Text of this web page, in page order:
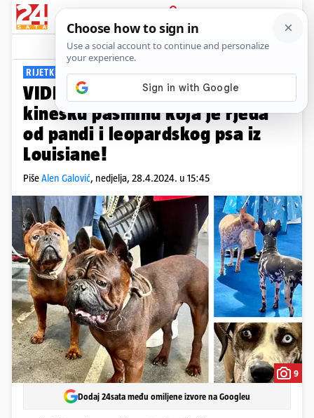
PRIJAVA
Viral Komentari
RIJETKE PSEĆE ZVJERKE
VIDEO U Zagrebu izložili
kinesku pasminu koja je rjeđa
od pandi i leopardskog psa iz
Louisiane!
PišeAlen Galović, nedjelja, 28.4.2024. u 15:45
9
Dodaj 24sata među omiljene izvore na Googleu